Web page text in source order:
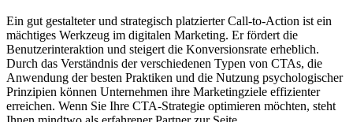
Ein gut gestalteter und strategisch platzierter Call-to-Action ist ein
mächtiges Werkzeug im digitalen Marketing. Er fördert die
Benutzerinteraktion und steigert die Konversionsrate erheblich.
Durch das Verständnis der verschiedenen Typen von CTAs, die
Anwendung der besten Praktiken und die Nutzung psychologischer
Prinzipien können Unternehmen ihre Marketingziele effizienter
erreichen. Wenn Sie Ihre CTA-Strategie optimieren möchten, steht